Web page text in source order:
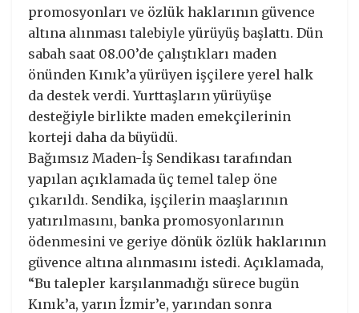
promosyonları ve özlük haklarının güvence
altına alınması talebiyle yürüyüş başlattı. Dün
sabah saat 08.00’de çalıştıkları maden
önünden Kınık’a yürüyen işçilere yerel halk
da destek verdi. Yurttaşların yürüyüşe
desteğiyle birlikte maden emekçilerinin
korteji daha da büyüdü.
Bağımsız Maden-İş Sendikası tarafından
yapılan açıklamada üç temel talep öne
çıkarıldı. Sendika, işçilerin maaşlarının
yatırılmasını, banka promosyonlarının
ödenmesini ve geriye dönük özlük haklarının
güvence altına alınmasını istedi. Açıklamada,
“Bu talepler karşılanmadığı sürece bugün
Kınık’a, yarın İzmir’e, yarından sonra